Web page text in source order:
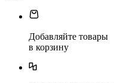
Добавляйте товары
в корзину